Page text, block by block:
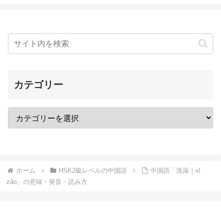
カテゴリー
ホーム HSK2級レベルの中国語
中国語「洗澡｜xǐ
zǎo」の意味・発音・読み方